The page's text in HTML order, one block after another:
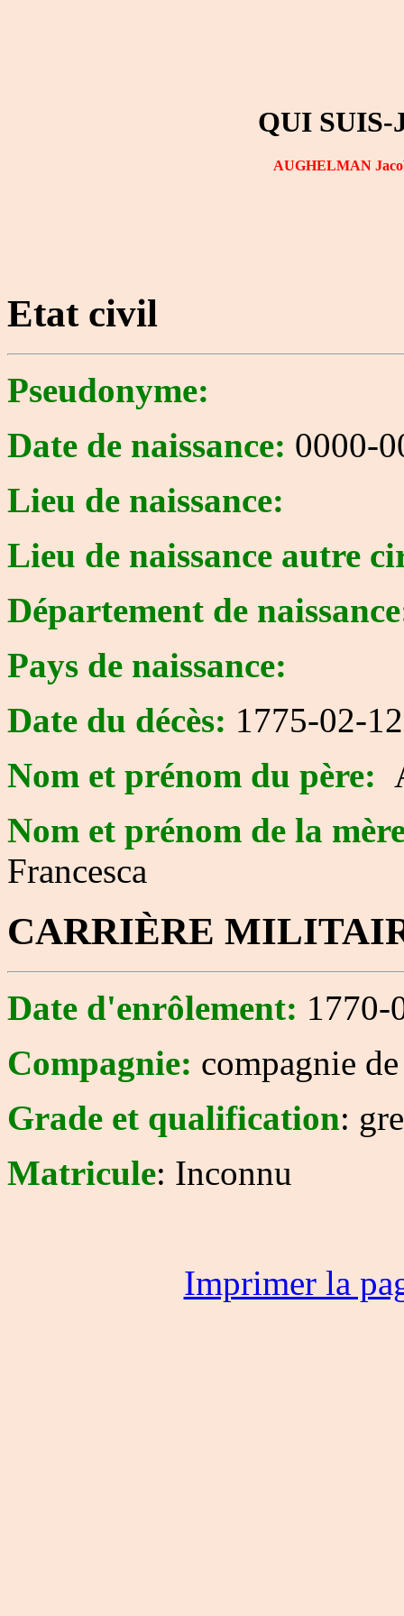
QUI SUIS-
AUGHELMAN
Etat civil
Pseudonyme:
Date de naissance: 0000-
Lieu de naissance:
Lieu de naissance autre
Département de
Pays de naissance:
Date du décès: 1775-02-12
Nom et prénom du père:
Nom et prénom de la
Francesca
CARRIÈRE
Date d'enrôlement: 1770-
Compagnie: compagnie
Grade et qualification:
Matricule: Inconnu
Imprimer la